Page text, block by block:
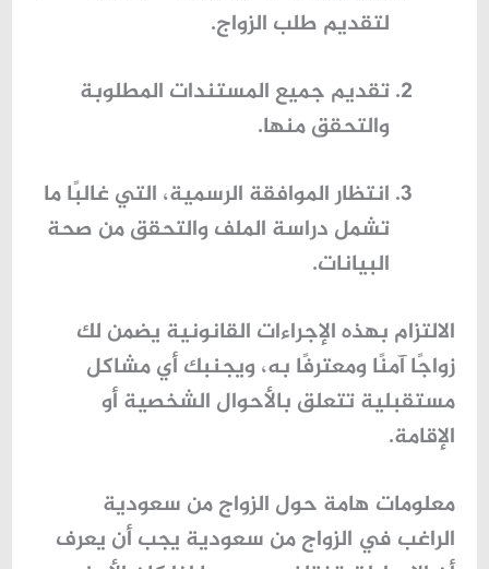
لتقديم طلب الزواج.
تقديم جميع المستندات المطلوبة
والتحقق منها.
انتظار الموافقة الرسمية، التي غالبًا ما
تشمل دراسة الملف والتحقق من صحة
البيانات.
الالتزام بهذه الإجراءات القانونية يضمن لك
زواجًا آمنًا ومعترفًا به، ويجنبك أي مشاكل
مستقبلية تتعلق بالأحوال الشخصية أو
الإقامة.
معلومات هامة حول الزواج من سعودية
الراغب في الزواج من سعودية يجب أن يعرف